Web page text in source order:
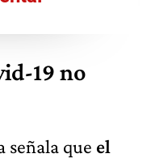
19 no
señala que el